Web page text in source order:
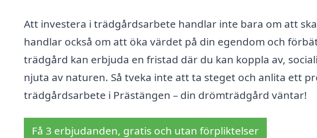
Att investera i trädgårdsarbete handlar inte bara om att
handlar också om att öka värdet på din egendom och
trädgård kan erbjuda en fristad där du kan koppla av,
njuta av naturen. Så tveka inte att ta steget och anlita ett
trädgårdsarbete i Prästängen – din drömträdgård väntar!
Få 3 erbjudanden, gratis och utan förpliktelser